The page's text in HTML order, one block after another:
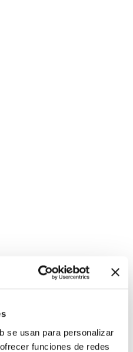
se usan para personalizar
funciones de redes
nada por
del empresario?